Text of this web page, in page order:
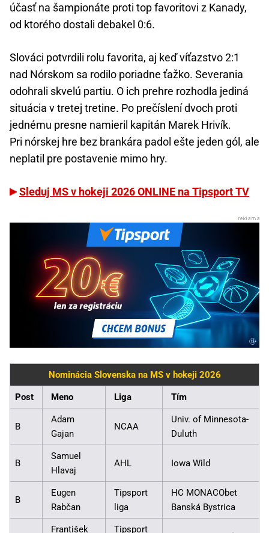
účasť na šampionáte proti top favoritovi z Kanady,
od ktorého dostali debakel 0:6.
Slováci potvrdili rolu favorita, aj keď víťazstvo 2:1
nad Nórskom sa rodilo poriadne ťažko. Severania
odohrali skvelú partiu. O ich prehre rozhodla jediná
situácia v tretej tretine. Po prečíslení dvoch proti
jednému presne namieril kapitán Marek Hrivík.
Pri nórskej hre bez brankára padol ešte jeden gól, ale
neplatil pre postavenie mimo hry.
Sleduj MS v hokeji 2026 ONLINE na Tipsport TV
Nominácia Slovenska na MS v hokeji 2026
Post Meno Liga Tím
B
Adam
Gajan
NCAA
Univ. of Minnesota-
Duluth
B
Samuel
Hlavaj
AHL Iowa Wild
B
Eugen
Rabčan
Tipsport
liga
HC MONACObet
Banská Bystrica
František Tipsport